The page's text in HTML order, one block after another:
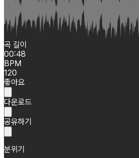
곡 길이
00:48
BPM
120
좋아요
다운로드
공유하기
분위기